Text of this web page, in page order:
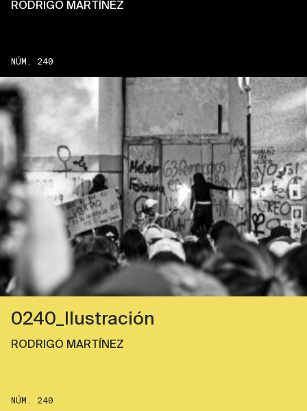
RODRIGO MARTÍNEZ
NÚM. 240
0240_Ilustración
RODRIGO MARTÍNEZ
NÚM. 240